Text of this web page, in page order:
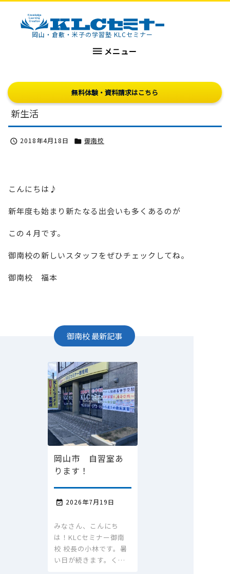
KLCセミナー岡山・倉敷・米子の学習塾 KLCセミナー
 メニュー
無料体験・資料請求はこちら
新生活
 2018年4月18日  御南校
こんにちは♪
新年度も始まり新たなる出会いも多くあるのが
この４月です。
御南校の新しいスタッフをぜひチェックしてね。
御南校 福本
御南校最新記事
岡山市 自習室あ
ります！
 2026年7月19日
みなさん、こんにち
は！KLCセミナー御南
校 校長の小林です。暑
い日が続きます。く…